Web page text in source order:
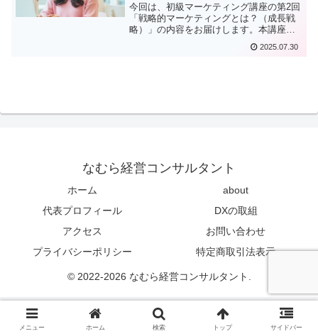
今回は、初級マーケティング講座の第2回
「戦略的マーケティングとは？（成長戦
略）」の内容をお届けします。本講座は
ビジネスへ応用できる基礎知識を学んで
2025.07.30
なむら経営コンサルタント
ホーム
about
代表プロフィール
DXの取組
アクセス
お問い合わせ
プライバシーポリシー
特定商取引法表示
© 2022-2026 なむら経営コンサルタント.
メニュー ホーム 検索 トップ サイドバー